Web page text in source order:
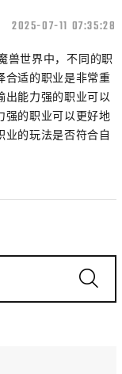
2025-07-11 07:35:28
兽世界中，不同的职
合适的职业是非常重
出能力强的职业可以
强的职业可以更好地
的玩法是否符合自